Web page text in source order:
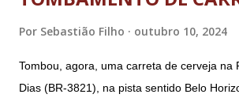
Sérgio Nogueira, ex-ministro da Defesa; e
reserva Walter Braga Netto, ex-ministro da
Por Sebastião Filho outubro 10, 2024
Tombou, agora, uma carreta de cerveja na
Dias (BR-3821), na pista sentido Belo